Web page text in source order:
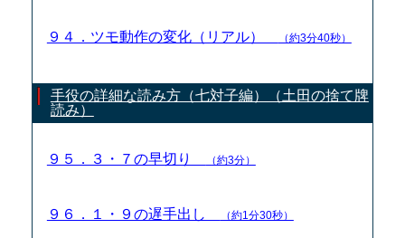
９４．ツモ動作の変化（リアル） （約3分40秒）
手役の詳細な読み方（七対子編）（土田の捨て牌
読み）
９５．３・７の早切り （約3分）
９６．１・９の遅手出し （約1分30秒）